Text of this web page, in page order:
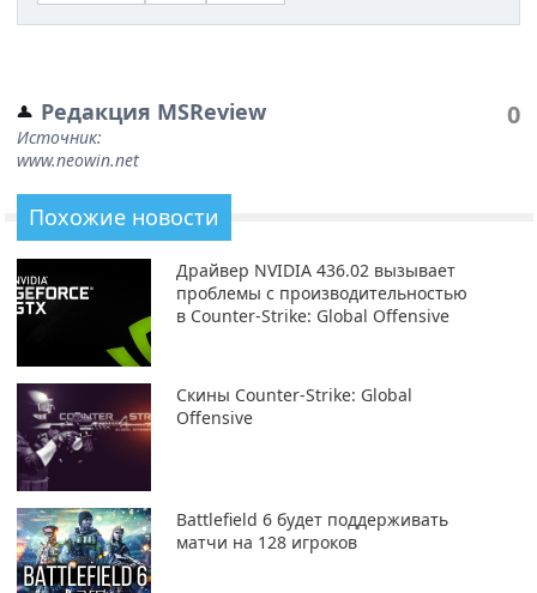
Редакция MSReview
Источник:
www.neowin.net
0
Похожие новости
Драйвер NVIDIA 436.02 вызывает
проблемы с производительностью
в Counter-Strike: Global Offensive
Скины Counter-Strike: Global
Offensive
Battlefield 6 будет поддерживать
матчи на 128 игроков